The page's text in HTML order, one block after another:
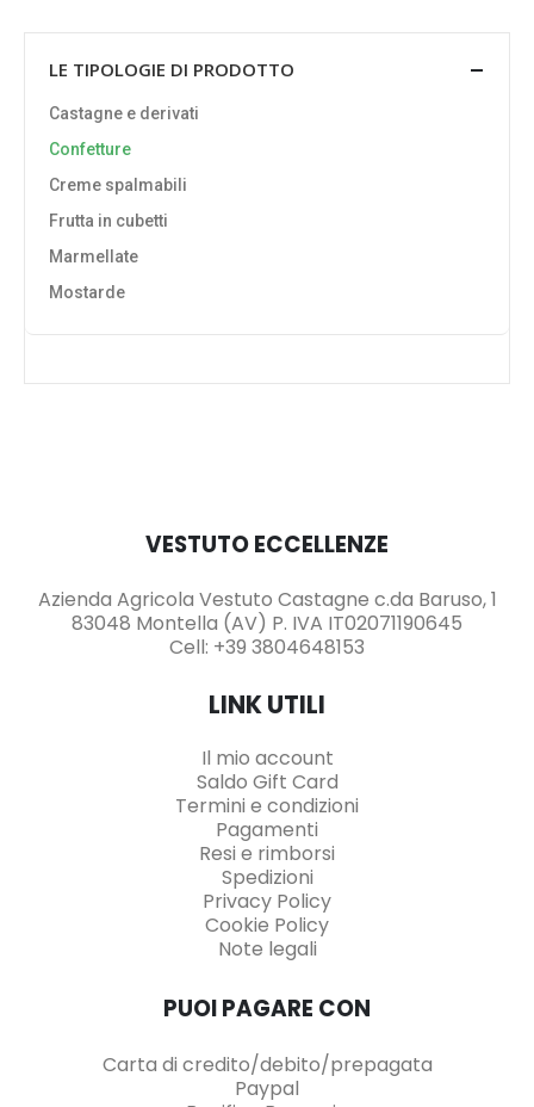
LE TIPOLOGIE DI PRODOTTO
Castagne e derivati
Confetture
Creme spalmabili
Frutta in cubetti
Marmellate
Mostarde
VESTUTO ECCELLENZE
Azienda Agricola Vestuto Castagne c.da Baruso, 1
83048 Montella (AV) P. IVA IT02071190645
Cell: +39 3804648153
LINK UTILI
Il mio account
Saldo Gift Card
Termini e condizioni
Pagamenti
Resi e rimborsi
Spedizioni
Privacy Policy
Cookie Policy
Note legali
PUOI PAGARE CON
Carta di credito/debito/prepagata
Paypal